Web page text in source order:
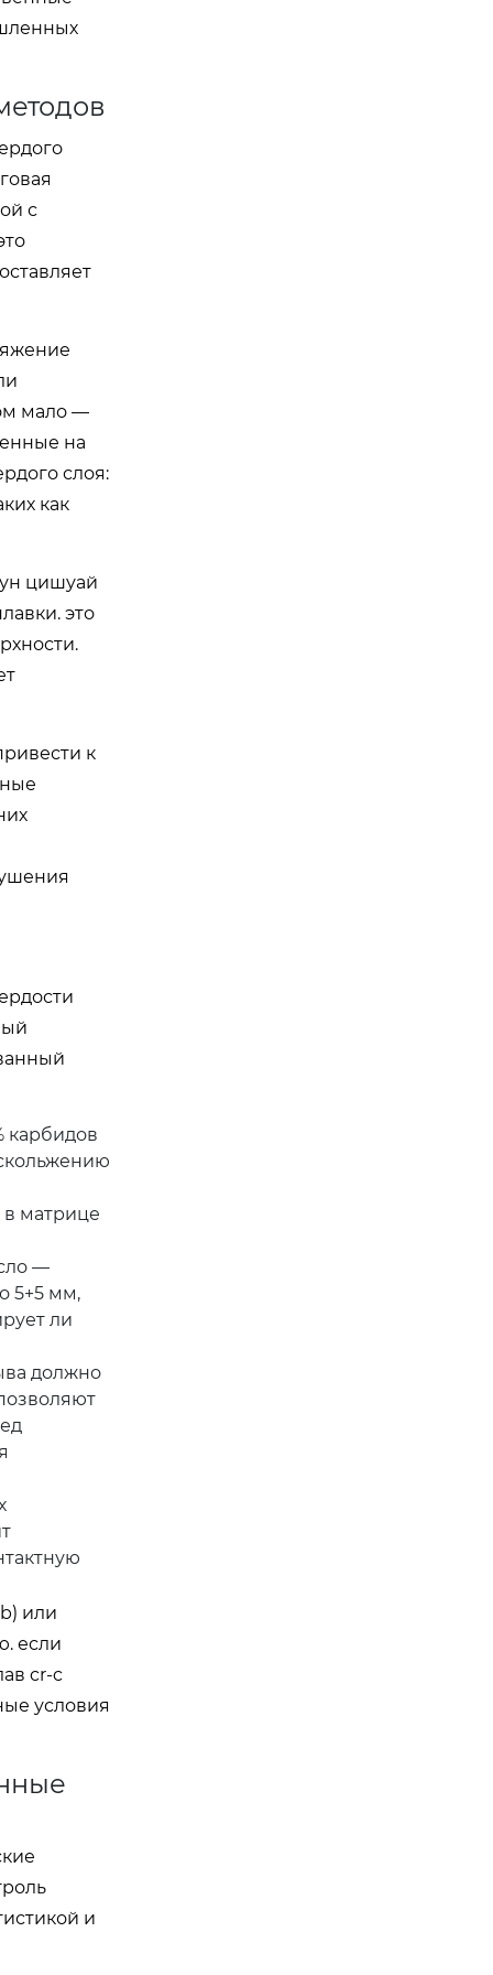
с
мало —
на
слоя:
как
цишуай
это
к
карбидов
в матрице
—
5+5 мм,
ли
должно
или
если
cr-c
условия
и